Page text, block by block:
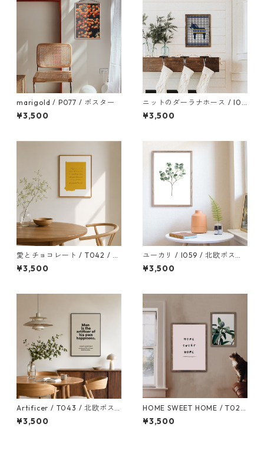
marigold / P077 / ポスター
¥3,500
ニットのダーラナホース / I05
6 / 北欧ポスター
¥3,500
愛とチョコレート / T042 / 北
欧ポスター
¥3,500
ユーカリ / I059 / 北欧ポスタ
ー
¥3,500
Artificer / T043 / 北欧ポス
ター
¥3,500
HOME SWEET HOME / T020
/ ポスター
¥3,500